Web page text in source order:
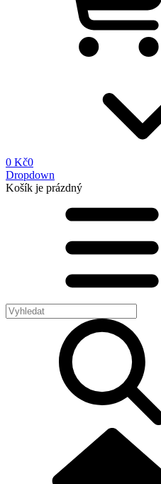
0 Kč0
Dropdown
Košík je prázdný